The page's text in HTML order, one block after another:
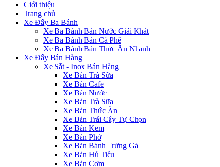
Giới thiệu
Trang chủ
Xe Đẩy Ba Bánh
Xe Ba Bánh Bán Nước Giải Khát
Xe Ba Bánh Bán Cà Phê
Xe Ba Bánh Bán Thức Ăn Nhanh
Xe Đẩy Bán Hàng
Xe Sắt - Inox Bán Hàng
Xe Bán Trà Sữa
Xe Bán Cafe
Xe Bán Nước
Xe Bán Trà Sữa
Xe Bán Thức Ăn
Xe Bán Trái Cây Tự Chọn
Xe Bán Kem
Xe Bán Phở
Xe Bán Bánh Trứng Gà
Xe Bán Hủ Tiếu
Xe Bán Cơm